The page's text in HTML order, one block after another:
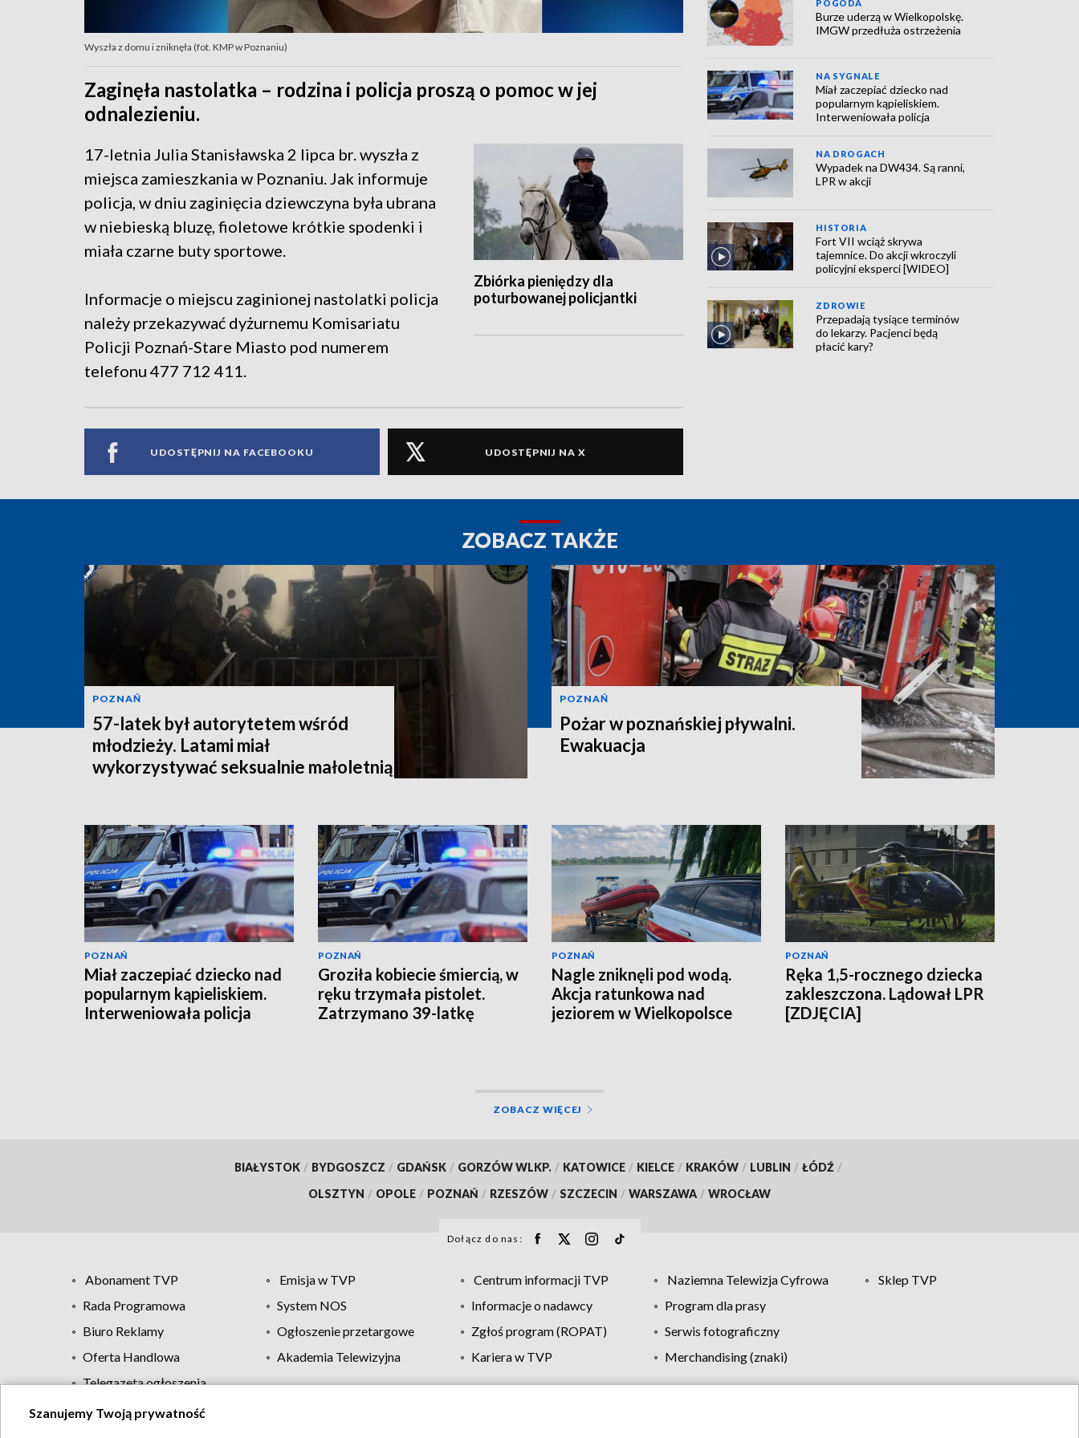
Wyszła z domu i zniknęła (fot. KMP w Poznaniu)
Zaginęła nastolatka – rodzina i policja proszą o pomoc w jej
odnalezieniu.
Zbiórka pieniędzy dla
poturbowanej policjantki
17-letnia Julia Stanisławska 2 lipca br. wyszła z
miejsca zamieszkania w Poznaniu. Jak informuje
policja, w dniu zaginięcia dziewczyna była ubrana
w niebieską bluzę, fioletowe krótkie spodenki i
miała czarne buty sportowe.
Informacje o miejscu zaginionej nastolatki policja
należy przekazywać dyżurnemu Komisariatu
Policji Poznań-Stare Miasto pod numerem
telefonu 477 712 411.
UDOSTĘPNIJ NA FACEBOOKU UDOSTĘPNIJ NA X
POGODA
Burze uderzą w Wielkopolskę.
IMGW przedłuża ostrzeżenia
NA SYGNALE
Miał zaczepiać dziecko nad
popularnym kąpieliskiem.
Interweniowała policja
NA DROGACH
Wypadek na DW434. Są ranni,
LPR w akcji
HISTORIA
Fort VII wciąż skrywa
tajemnice. Do akcji wkroczyli
policyjni eksperci [WIDEO]
ZDROWIE
Przepadają tysiące terminów
do lekarzy. Pacjenci będą
płacić kary?
ZOBACZ TAKŻE
POZNAŃ
57-latek był autorytetem wśród
młodzieży. Latami miał
wykorzystywać seksualnie małoletnią
POZNAŃ
Pożar w poznańskiej pływalni.
Ewakuacja
POZNAŃ
Miał zaczepiać dziecko nad
popularnym kąpieliskiem.
Interweniowała policja
POZNAŃ
Groziła kobiecie śmiercią, w
ręku trzymała pistolet.
Zatrzymano 39-latkę
POZNAŃ
Nagle zniknęli pod wodą.
Akcja ratunkowa nad
jeziorem w Wielkopolsce
POZNAŃ
Ręka 1,5-rocznego dziecka
zakleszczona. Lądował LPR
[ZDJĘCIA]
ZOBACZ WIĘCEJ
BIAŁYSTOK / BYDGOSZCZ / GDAŃSK / GORZÓW WLKP. / KATOWICE / KIELCE / KRAKÓW / LUBLIN / ŁÓDŹ /
OLSZTYN / OPOLE / POZNAŃ / RZESZÓW / SZCZECIN / WARSZAWA / WROCŁAW
Dołącz do nas:
Abonament TVP Emisja w TVP Centrum informacji TVP Naziemna Telewizja Cyfrowa
Sklep TVP
Rada Programowa
System NOS Informacje o nadawcy
Program dla prasy
Biuro Reklamy
Ogłoszenie przetargowe Zgłoś program (ROPAT)
Serwis fotograficzny
Oferta Handlowa
Akademia Telewizyjna Kariera w TVP
Merchandising (znaki)
Telegazeta ogłoszenia
Szanujemy Twoją prywatność